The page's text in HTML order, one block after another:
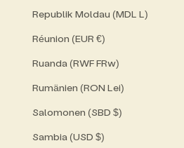
Republik Moldau (MDL L)
Réunion (EUR €)
Ruanda (RWF FRw)
Rumänien (RON Lei)
Salomonen (SBD $)
Sambia (USD $)